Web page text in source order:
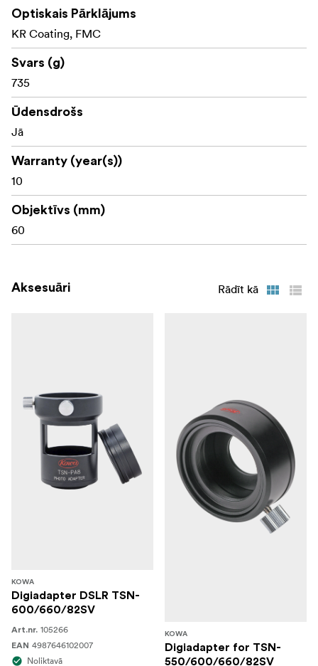
Optiskais Pārklājums
KR Coating, FMC
Svars (g)
735
Ūdensdrošs
Jā
Warranty (year(s))
10
Objektīvs (mm)
60
Aksesuāri Rādīt kā
KOWA
Digiadapter DSLR TSN-
600/660/82SV
Art.nr. 105266
EAN 4987646102007
Noliktavā
KOWA
Digiadapter for TSN-
550/600/660/82SV